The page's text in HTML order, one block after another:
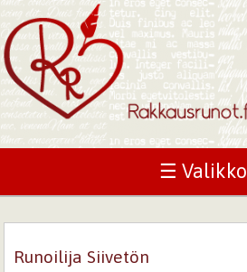
☰ Valikko
Runoilija Siivetön